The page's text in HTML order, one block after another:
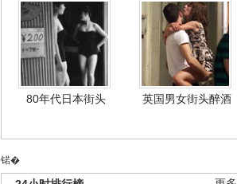
80年代日本街头 英国男女街头醉酒
锘�